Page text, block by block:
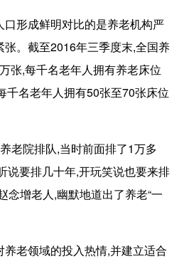
形成鲜明对比的是养老机构严
。截至2016年三季度末,全国养
张,每千名老年人拥有养老床位
千名老年人拥有50张至70张床位
院排队,当时前面排了1万多
说要排几十年,开玩笑说也要来排
念增老人,幽默地道出了养老“一
老领域的投入热情,并建立适合